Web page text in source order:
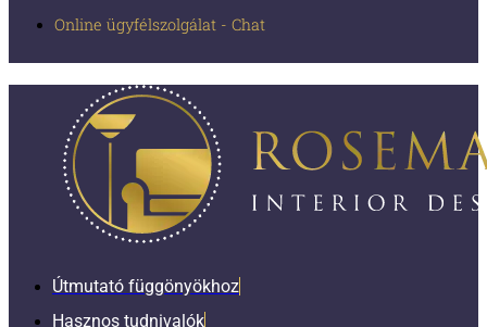
Online ügyfélszolgálat - Chat
Útmutató függönyökhoz
Hasznos tudnivalók